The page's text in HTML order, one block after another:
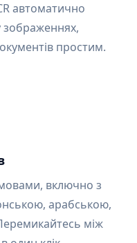
автоматично
зображеннях,
простим.
включно з
арабською,
між